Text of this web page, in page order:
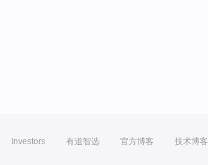
Investors 有道智选 官方博客 技术博客